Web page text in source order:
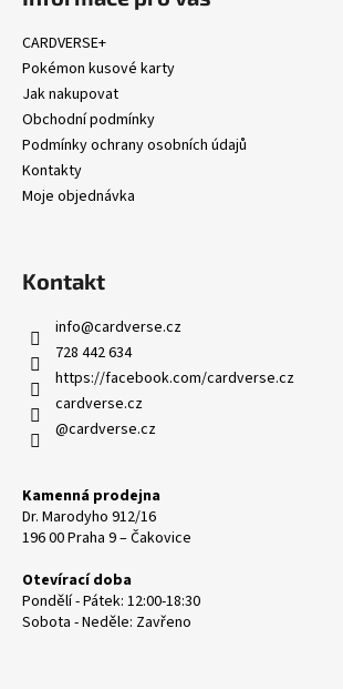
CARDVERSE+
Pokémon kusové karty
Jak nakupovat
Obchodní podmínky
Podmínky ochrany osobních údajů
Kontakty
Moje objednávka
Kontakt
info@cardverse.cz
728 442 634
https://facebook.com/cardverse.cz
cardverse.cz
@cardverse.cz
Kamenná prodejna
Dr. Marodyho 912/16
196 00 Praha 9 – Čakovice
Otevírací doba
Pondělí - Pátek: 12:00-18:30
Sobota - Neděle: Zavřeno